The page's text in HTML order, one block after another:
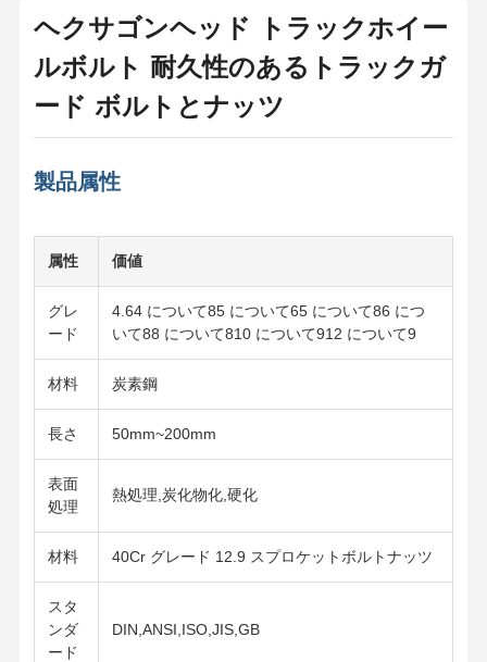
ヘクサゴンヘッド トラックホイー
ルボルト 耐久性のあるトラックガ
ード ボルトとナッツ
製品属性
属性 価値
グレ
ード
4.64 について85 について65 について86 につ
いて88 について810 について912 について9
材料 炭素鋼
長さ 50mm~200mm
表面
処理
熱処理,炭化物化,硬化
材料 40Cr グレード 12.9 スプロケットボルトナッツ
スタ
ンダ
ード
DIN,ANSI,ISO,JIS,GB